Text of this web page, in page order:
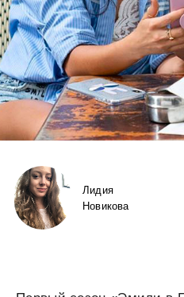
Лидия
Новикова